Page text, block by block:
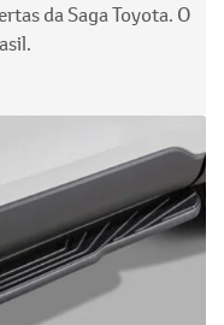
da Saga Toyota. O